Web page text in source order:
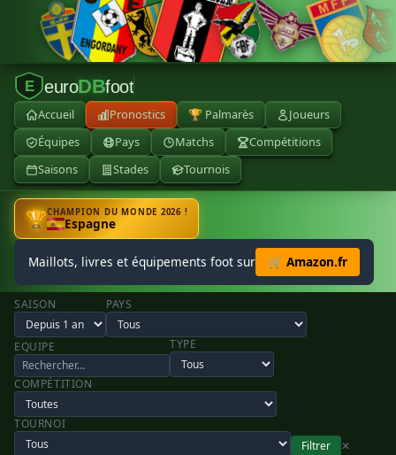
E euroDBfoot
Accueil Pronostics 🏆 Palmarès
Joueurs
Équipes
Pays Matchs
Compétitions
Saisons
Stades Tournois
🏆CHAMPION DU MONDE 2026 !
Espagne
Maillots, livres et équipements foot sur 🛒 Amazon.fr
SAISON PAYS
EQUIPE TYPE
COMPÉTITION
TOURNOI
Filtrer
✕